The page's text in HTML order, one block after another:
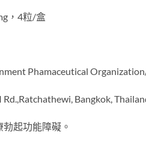
，4粒/盒
Phamaceutical
Rd.,Ratchathewi, Bangkok,
勃起功能障礙。